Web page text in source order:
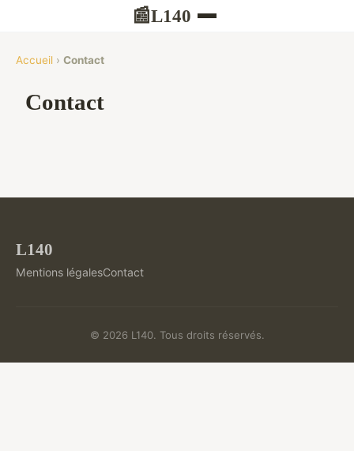
📰L140
Accueil › Contact
Contact
L140
Mentions légalesContact
© 2026 L140. Tous droits réservés.